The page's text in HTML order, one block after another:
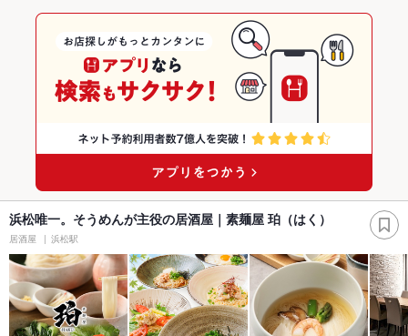
浜松唯一。そうめんが主役の居酒屋｜素麺屋 珀（はく）
居酒屋 浜松駅